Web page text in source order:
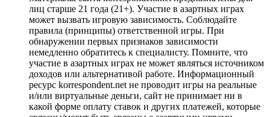
лиц старше 21 года (21+). Участие в азартных играх
может вызвать игровую зависимость. Соблюдайте
правила (принципы) ответственной игры. При
обнаружении первых признаков зависимости
немедленно обратитесь к специалисту. Помните, что
участие в азартных играх не может являться источником
доходов или альтернативой работе. Информационный
ресурс korrespondent.net не проводит игры на реальные
и/или виртуальные деньги, сайт не принимает ни в
какой форме оплату ставок и других платежей, которые